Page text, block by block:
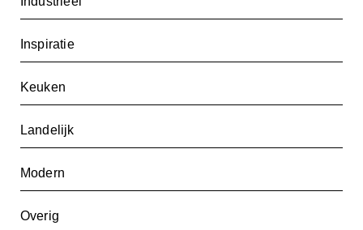
Inspiratie
Keuken
Landelijk
Modern
Overig